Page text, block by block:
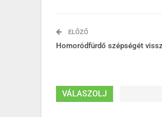
ELŐZŐ
Homoródfürdő szépségét
VÁLASZOLJ